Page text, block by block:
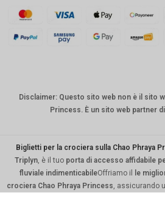
AUD
KRW
MYR
HKD
SGD
USD
Disclaimer: Questo sito web non è il sito
Princess. È un sito web partner
Biglietti per la crociera sulla Chao Phraya
Triplyn , è il tuo porta di accesso affidabile
fluviale indimenticabileOffriamo il
le
crociera Chao Phraya Princess , assicurando